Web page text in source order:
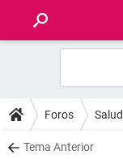
FOROS
SALUD
Foros Salud
Tema Anterior